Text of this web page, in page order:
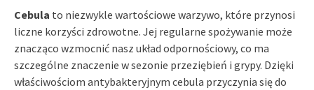
Cebula to niezwykle wartościowe warzywo, które przynosi
liczne korzyści zdrowotne. Jej regularne spożywanie może
znacząco wzmocnić nasz układ odpornościowy, co ma
szczególne znaczenie w sezonie przeziębień i grypy. Dzięki
właściwościom antybakteryjnym cebula przyczynia się do